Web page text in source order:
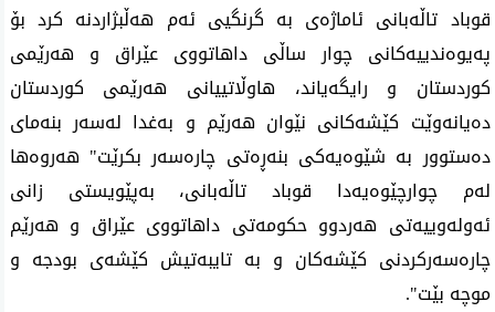
قوباد تاڵەبانی ئاماژەی بە گرنگیی ئەم هەڵبژاردنە کرد بۆ
پەیوەندییەکانی چوار ساڵی داهاتووی عێراق و هەرێمی
کوردستان و رایگەیاند، هاوڵاتییانی هەرێمی کوردستان
دەیانەوێت کێشەکانی نێوان هەرێم و بەغدا لەسەر بنەمای
دەستوور بە شێوەیەکی بنەڕەتی چارەسەر بکرێت" هەروەها
لەم چوارچێوەیەدا قوباد تاڵەبانی، بەپێویستی زانی
ئەولەوییەتی هەردوو حکومەتی داهاتووی عێراق و هەرێم
چارەسەرکردنی کێشەکان و بە تایبەتیش کێشەی بودجە و
موچە بێت".